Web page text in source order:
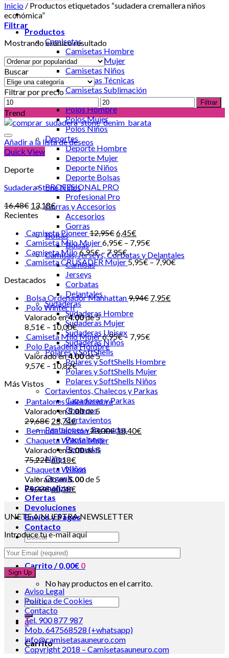
Productos
Camisetas
Camisetas Hombre
Camisetas Mujer
Camisetas Niños
Camisetas Técnicas
Camisetas Sublimación
Polos
Polos Hombre
Polos Mujer
Polos Niños
Deportes
Deporte Hombre
Deporte Mujer
Deporte Niños
Deporte Bolsas
PROFESIONAL PRO
Profesional Pro
Gorras y Accesorios
Accesorios
Gorras
Bolsas
Bolsas
Camisas, Jerseys, Corbatas y Delantales
Camisas
Jerseys
Corbatas
Delantales
Sudaderas
Sudaderas Hombre
Sudaderas Mujer
Sudaderas Unisex
Sudaderas Niños
Polares y SoftShells
Polares y SoftShells Hombre
Polares y SoftShells Mujer
Polares y SoftShells Niños
Cortavientos, Chalecos y Parkas
Cazadoras y Parkas
Chalecos
Cortavientos
Pantalones y Bermudas
Pantalones
Bermudas
Niños
Niños
Organic
Personalizar
Ofertas
Devoluciones
Envíos y Pagos
Contacto
Carrito /0,00€ 0
No hay productos en el carrito.
0
Carrito
Inicio / Productos etiquetados “sudadera cremallera niños
económica”
Filtrar
Mostrando el único resultado
Buscar
Filtrar por precio
Precio
mínimo
Precio
máximo
Filtrar
Trend
Añadir a la lista de deseos
Quick View
Deporte
Sudadera Stone Niños
16,48€ 13,18€
Recientes
Camiseta Pioneer12,95€6,45€
Camiseta Milo Mujer6,95€ – 7,95€
Camiseta Milo6,95€– 7,95€
Camiseta CRUSADER Mujer5,95€–7,90€
Destacados
Bolsa Ordenador Manhattan9,94€ 7,95€
Polo Winter II
Valorado en4.00de 5
8,51€ – 10,00€
Camiseta Milo Mujer6,95€– 7,95€
Polo Pasadena Hombre
Valorado en4.00de 5
9,57€ – 10,82€
Más Vistos
Pantalones Jules hombre
Valorado en5.00de 5
29,68€ 23,74€
Bermuda Jackson23,00€18,40€
Chaqueta Wilson Mujer
Valorado en5.00de 5
75,22€60,18€
Chaqueta Wilson
Valorado en5.00de 5
75,22€60,18€
UNETE A NUESTRA NEWSLETTER
Introduce tu e-mail aquí
Aviso Legal
Política de Cookies
Contacto
Tel. 900 877 987
Mob. 647568528 (+whatsapp)
info@camisetasauneuro.com
Copyright 2018 – Camisetasauneuro.com